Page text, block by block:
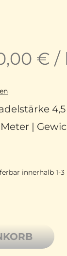
€ /
4,5
|
innerhalb 1-3